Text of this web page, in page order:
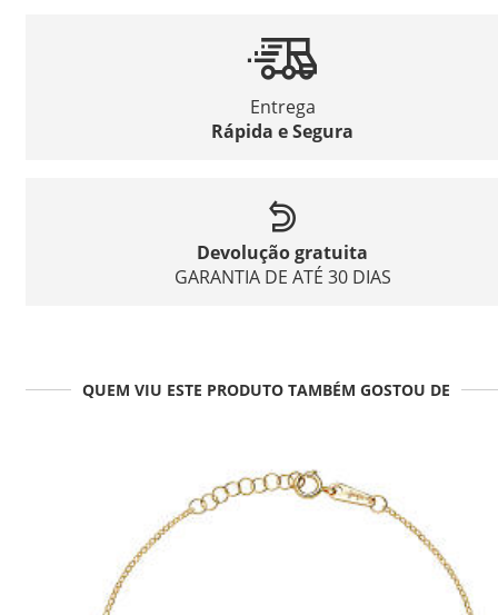
Entrega
Rápida e Segura
Devolução gratuita
GARANTIA DE ATÉ 30 DIAS
QUEM VIU ESTE PRODUTO TAMBÉM GOSTOU DE